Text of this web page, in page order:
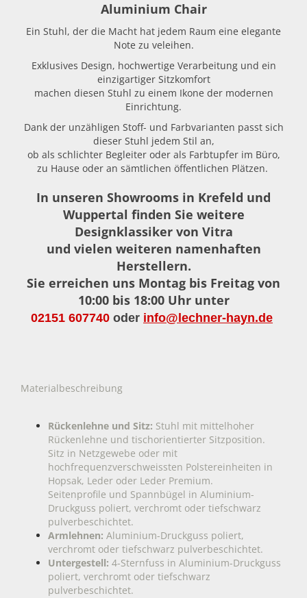
Aluminium Chair
Ein Stuhl, der die Macht hat jedem Raum eine elegante
Note zu veleihen.
Exklusives Design, hochwertige Verarbeitung und ein
einzigartiger Sitzkomfort
machen diesen Stuhl zu einem Ikone der modernen
Einrichtung.
Dank der unzähligen Stoff- und Farbvarianten passt sich
dieser Stuhl jedem Stil an,
ob als schlichter Begleiter oder als Farbtupfer im Büro,
zu Hause oder an sämtlichen öffentlichen Plätzen.
In unseren Showrooms in Krefeld und
Wuppertal finden Sie weitere
Designklassiker von Vitra
und vielen weiteren namenhaften
Herstellern.
Sie erreichen uns Montag bis Freitag von
10:00 bis 18:00 Uhr unter
02151 607740 oder info@lechner-hayn.de
Materialbeschreibung
Rückenlehne und Sitz: Stuhl mit mittelhoher
Rückenlehne und tischorientierter Sitzposition.
Sitz in Netzgewebe oder mit
hochfrequenzverschweissten Polstereinheiten in
Hopsak, Leder oder Leder Premium.
Seitenprofile und Spannbügel in Aluminium-
Druckguss poliert, verchromt oder tiefschwarz
pulverbeschichtet.
Armlehnen: Aluminium-Druckguss poliert,
verchromt oder tiefschwarz pulverbeschichtet.
Untergestell: 4-Sternfuss in Aluminium-Druckguss
poliert, verchromt oder tiefschwarz
pulverbeschichtet.